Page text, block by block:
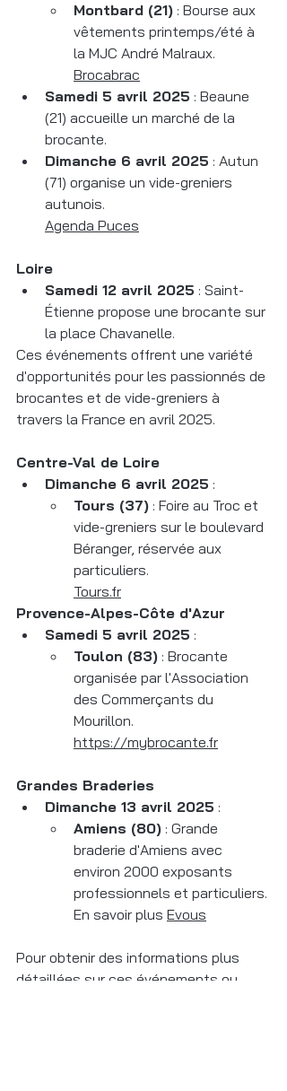
Montbard (21) : Bourse aux
vêtements printemps/été à
la MJC André Malraux.
Brocabrac
Samedi 5 avril 2025 : Beaune
(21) accueille un marché de la
brocante.
Dimanche 6 avril 2025 : Autun
(71) organise un vide-greniers
autunois.
Agenda Puces
Loire
Samedi 12 avril 2025 : Saint-
Étienne propose une brocante sur
la place Chavanelle.
Ces événements offrent une variété
d'opportunités pour les passionnés de
brocantes et de vide-greniers à
travers la France en avril 2025.
Centre-Val de Loire
Dimanche 6 avril 2025 :
Tours (37) : Foire au Troc et
vide-greniers sur le boulevard
Béranger, réservée aux
particuliers.
Tours.fr
Provence-Alpes-Côte d'Azur
Samedi 5 avril 2025 :
Toulon (83) : Brocante
organisée par l'Association
des Commerçants du
Mourillon.
https://mybrocante.fr
Grandes Braderies
Dimanche 13 avril 2025 :
Amiens (80) : Grande
braderie d'Amiens avec
environ 2000 exposants
professionnels et particuliers.
En savoir plus Evous
Pour obtenir des informations plus
détaillées sur ces événements ou